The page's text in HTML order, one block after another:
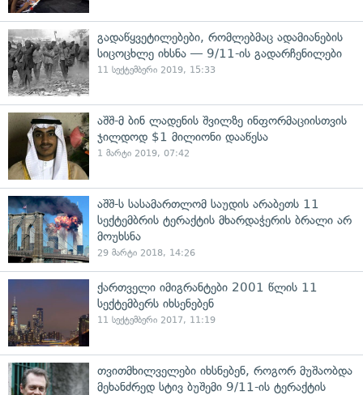
გადაწყვეტილებები, რომლებმაც ადამიანების
სიცოცხლე იხსნა — 9/11-ის გადარჩენილები
11 სექტემბერი 2019, 15:33
აშშ-მ ბინ ლადენის შვილზე ინფორმაციისთვის
ჯილდოდ $1 მილიონი დააწესა
1 მარტი 2019, 07:42
აშშ-ს სასამართლომ საუდის არაბეთს 11
სექტემბრის ტერაქტის მხარდაჭერის ბრალი არ
მოუხსნა
29 მარტი 2018, 14:26
ქართველი იმიგრანტები 2001 წლის 11
სექტემბერს იხსენებენ
11 სექტემბერი 2017, 11:19
თვითმხილველები იხსნებენ, როგორ მუშაობდა
მეხანძრედ სტივ ბუშემი 9/11-ის ტერაქტის